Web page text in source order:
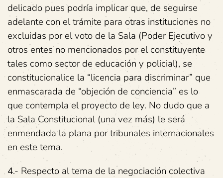
delicado pues podría implicar que, de seguirse
adelante con el trámite para otras instituciones no
excluidas por el voto de la Sala (Poder Ejecutivo y
otros entes no mencionados por el constituyente
tales como sector de educación y policial), se
constitucionalice la “licencia para discriminar” que
enmascarada de “objeción de conciencia” es lo
que contempla el proyecto de ley. No dudo que a
la Sala Constitucional (una vez más) le será
enmendada la plana por tribunales internacionales
en este tema.
4.- Respecto al tema de la negociación colectiva